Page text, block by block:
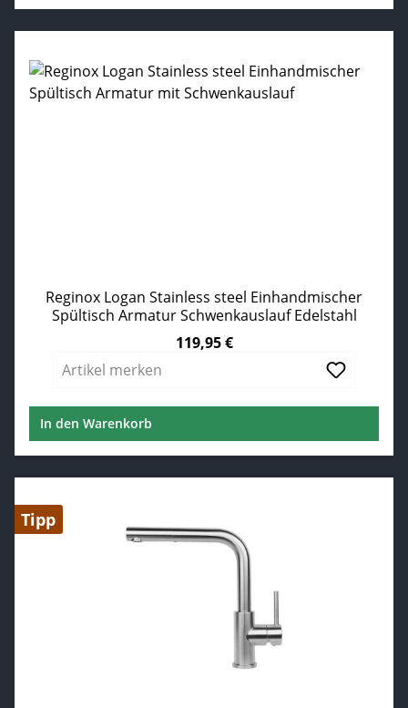
Reginox Logan Stainless steel Einhandmischer
Spültisch Armatur Schwenkauslauf Edelstahl
119,95 €
Artikel merken
In den Warenkorb
Tipp